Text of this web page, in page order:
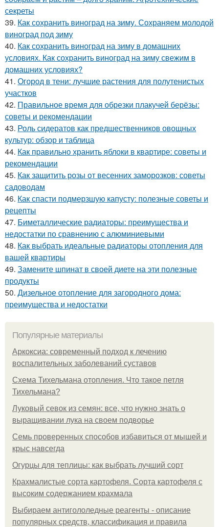
секреты
39. Как сохранить виноград на зиму. Сохраняем молодой
виноград под зиму
40. Как сохранить виноград на зиму в домашних
условиях. Как сохранить виноград на зиму свежим в
домашних условиях?
41. Огород в тени: лучшие растения для полутенистых
участков
42. Правильное время для обрезки плакучей берёзы:
советы и рекомендации
43. Роль сидератов как предшественников овощных
культур: обзор и таблица
44. Как правильно хранить яблоки в квартире: советы и
рекомендации
45. Как защитить розы от весенних заморозков: советы
садоводам
46. Как спасти подмерзшую капусту: полезные советы и
рецепты
47. Биметаллические радиаторы: преимущества и
недостатки по сравнению с алюминиевыми
48. Как выбрать идеальные радиаторы отопления для
вашей квартиры
49. Замените шпинат в своей диете на эти полезные
продукты
50. Дизельное отопление для загородного дома:
преимущества и недостатки
Популярные материалы
Аркоксиа: современный подход к лечению
воспалительных заболеваний суставов
Схема Тихельмана отопления. Что такое петля
Тихельмана?
Луковый севок из семян: все, что нужно знать о
выращивании лука на своем подворье
Семь проверенных способов избавиться от мышей и
крыс навсегда
Огурцы для теплицы: как выбрать лучший сорт
Крахмалистые сорта картофеля. Сорта картофеля с
высоким содержанием крахмала
Выбираем антигололедные реагенты - описание
популярных средств, классификация и правила